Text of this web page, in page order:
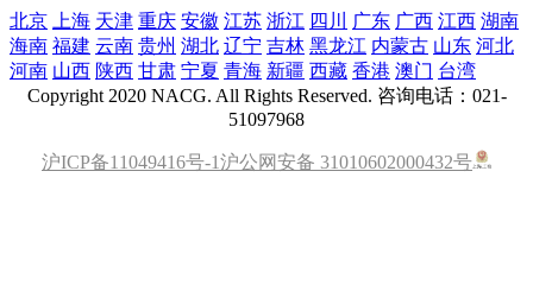
北京 上海 天津 重庆 安徽 江苏 浙江 四川 广东 广西 江西 湖南
海南 福建 云南 贵州 湖北 辽宁 吉林 黑龙江 内蒙古 山东 河北
河南 山西 陕西 甘肃 宁夏 青海 新疆 西藏 香港 澳门 台湾
Copyright 2020 NACG. All Rights Reserved. 咨询电话：021-
51097968
沪ICP备11049416号-1沪公网安备 31010602000432号